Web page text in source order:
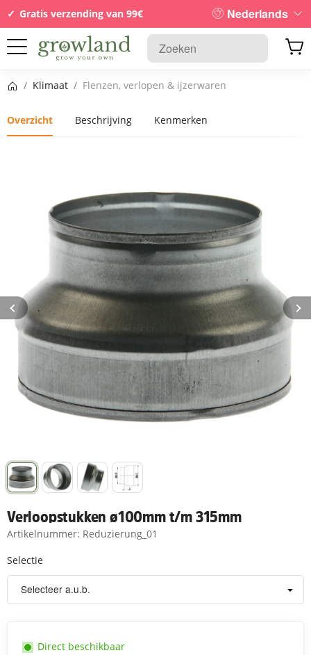
Gratis verzending van 99€ Nederlands
Startpagina
/ Klimaat / Flenzen, verlopen & ijzerwaren
Overzicht Beschrijving Kenmerken
Verloopstukken ø100mm t/m 315mm
Artikelnummer: Reduzierung_01
Selectie
Selectie
Selecteer a.u.b.
Direct beschikbaar